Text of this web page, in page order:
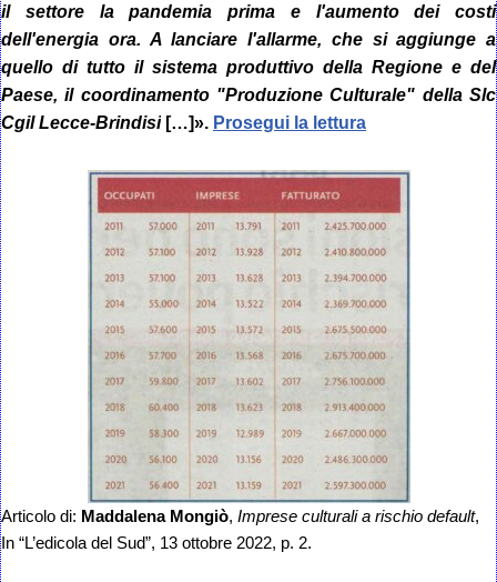
il settore la pandemia prima e l'aumento dei costi
dell'energia ora. A lanciare l'allarme, che si aggiunge a
quello di tutto il sistema produttivo della Regione e del
Paese, il coordinamento "Produzione Culturale" della Slc
Cgil Lecce-Brindisi […]». Prosegui la lettura
Articolo di: Maddalena Mongiò, Imprese culturali a rischio default,
In “L’edicola del Sud”, 13 ottobre 2022, p. 2.